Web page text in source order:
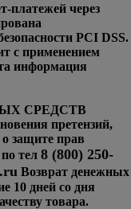
платежей через
PCI DSS.
с применением
информация
СРЕДСТВ
претензий,
о защите прав
тел 8 (800) 250-
Возврат денежных
10 дней со дня
товара.